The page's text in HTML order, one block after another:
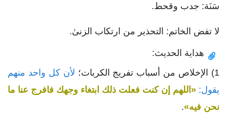
سَنَة: جدب وقحط.
لا تفض الخاتم: التحذير من ارتكاب الزنىٰ.
هداية الحديث:
1) الإخلاص من أسباب تفريج الكربات؛
لأن كل واحد منهم
يقول: «اللهم إن كنت فعلت ذلك ابتغاء وجهك فافرج عنا ما
نحن فيه».